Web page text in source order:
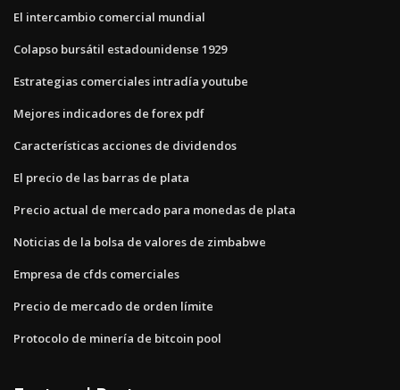
El intercambio comercial mundial
Colapso bursátil estadounidense 1929
Estrategias comerciales intradía youtube
Mejores indicadores de forex pdf
Características acciones de dividendos
El precio de las barras de plata
Precio actual de mercado para monedas de plata
Noticias de la bolsa de valores de zimbabwe
Empresa de cfds comerciales
Precio de mercado de orden límite
Protocolo de minería de bitcoin pool